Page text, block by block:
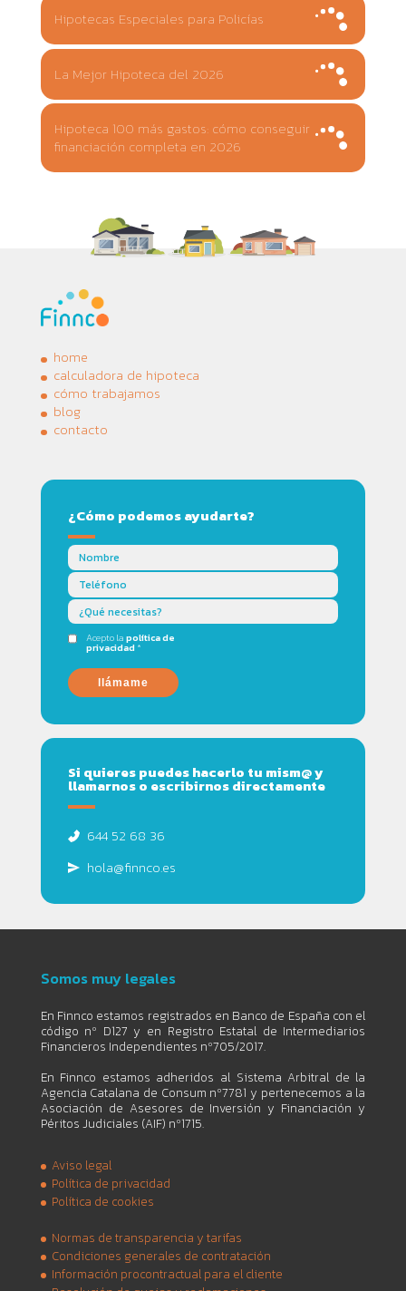
Hipotecas Especiales para Policías
La Mejor Hipoteca del 2026
Hipoteca 100 más gastos: cómo conseguir
financiación completa en 2026
home
calculadora de hipoteca
cómo trabajamos
blog
contacto
¿Cómo podemos ayudarte?
Acepto lapolítica de
privacidad*
llámame
Si quieres puedes hacerlo tu mism@ y
llamarnos o escribirnos directamente
644 52 68 36
hola@finnco.es
Somos muy legales
En Finnco estamos registrados en Banco de España con el
código nº D127 y en Registro Estatal de Intermediarios
Financieros Independientes nº705/2017.
En Finnco estamos adheridos al Sistema Arbitral de la
Agencia Catalana de Consum nº7781 y pertenecemos a la
Asociación de Asesores de Inversión y Financiación y
Péritos Judiciales (AIF) nº1715.
Aviso legal
Política de privacidad
Política de cookies
Normas de transparencia y tarifas
Condiciones generales de contratación
Información procontractual para el cliente